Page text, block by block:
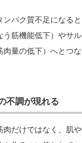
ンパク質不足になる
う筋機能低下）やサ
肉量の低下）へとつ
不調が現れる
肉だけではなく、肌